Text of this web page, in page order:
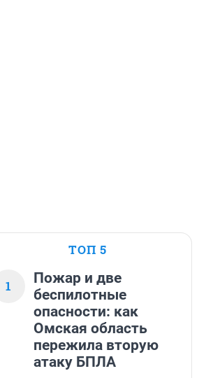
ТОП 5
1
Пожар и две
беспилотные
опасности: как
Омская область
пережила вторую
атаку БПЛА